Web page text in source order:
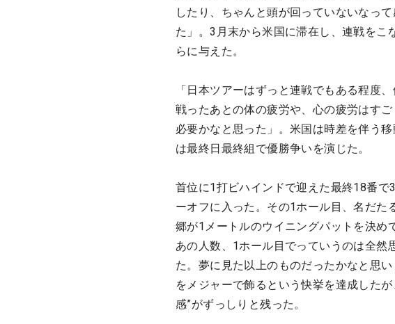
したり、ちゃんと頭が回っていないなっ
た」。3月末から米国に滞在し、連戦を
らに与えた。
「日本ツアーはずっと連戦でもある程度
戦ったあとの体の疲労や、心の疲労はす
必要かなと思った」。米国は時差を伴う
は最終日最終組で優勝争いを演じた。
首位に1打ビハインドで迎えた最終18番で
ーオフに入った。その1ホール目、名だ
郷が1メートルのウイニングパットを決め
あの人数、1ホール目でっていうのは全
た。夢に見た以上のものだったかなと思
をメジャーで飾るという快挙を達成した
感”がずっしりと残った。